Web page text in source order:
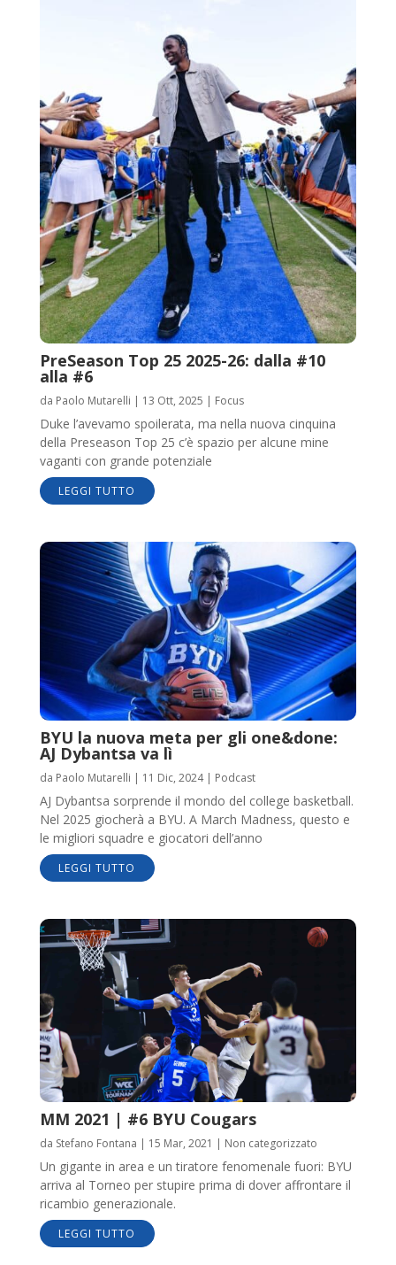
PreSeason Top 25 2025-26: dalla #10
alla #6
da Paolo Mutarelli | 13 Ott, 2025 | Focus
Duke l’avevamo spoilerata, ma nella nuova cinquina
della Preseason Top 25 c’è spazio per alcune mine
vaganti con grande potenziale
LEGGI TUTTO
BYU la nuova meta per gli one&done:
AJ Dybantsa va lì
da Paolo Mutarelli | 11 Dic, 2024| Podcast
AJ Dybantsa sorprende il mondo del college basketball.
Nel 2025 giocherà a BYU. A March Madness, questo e
le migliori squadre e giocatori dell’anno
LEGGI TUTTO
MM 2021 | #6 BYU Cougars
da Stefano Fontana | 15 Mar, 2021 | Non categorizzato
Un gigante in area e un tiratore fenomenale fuori: BYU
arriva al Torneo per stupire prima di dover affrontare il
ricambio generazionale.
LEGGI TUTTO